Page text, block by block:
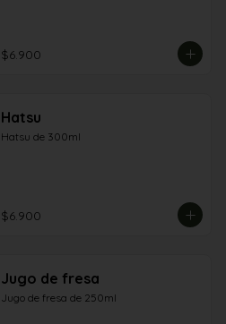
$6.900
Hatsu
Hatsu de 300ml
$6.900
Jugo de fresa
Jugo de fresa de 250ml